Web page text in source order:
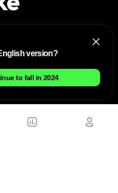
version?
to fall in 2024